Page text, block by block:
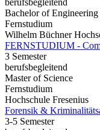
berufsbegleitend
Bachelor of Engineering
Fernstudium
Wilhelm Büchner
FERNSTUDIUM -
3 Semester
berufsbegleitend
Master of Science
Fernstudium
Hochschule Fresenius
Forensik &
3-5 Semester